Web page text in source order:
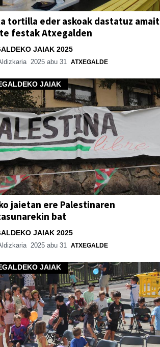
tortilla eder askoak dastatuz
festak Atxegalden
JAIAK 2025
2025 abu 31 ATXEGALDE
JAIAK
jaietan ere Palestinaren
bat
JAIAK 2025
2025 abu 31 ATXEGALDE
JAIAK